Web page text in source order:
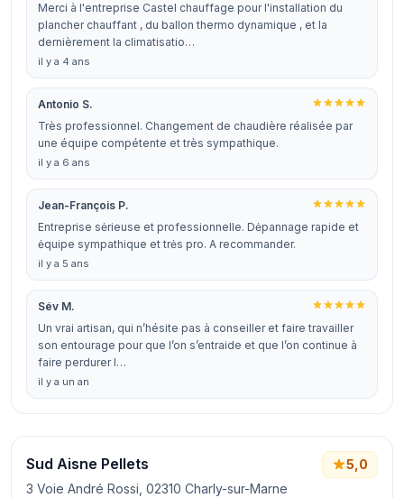
Merci à l'entreprise Castel chauffage pour l'installation du
plancher chauffant , du ballon thermo dynamique , et la
dernièrement la climatisatio…
il y a 4 ans
Antonio S.
Très professionnel. Changement de chaudière réalisée par
une équipe compétente et très sympathique.
il y a 6 ans
Jean-François P.
Entreprise sėrieuse et professionnelle. Dėpannage rapide et
ėquipe sympathique et trės pro. A recommander.
il y a 5 ans
Sév M.
Un vrai artisan, qui n’hésite pas à conseiller et faire travailler
son entourage pour que l’on s’entraide et que l’on continue à
faire perdurer l…
il y a un an
Sud Aisne Pellets
3 Voie André Rossi, 02310 Charly-sur-Marne
5,0